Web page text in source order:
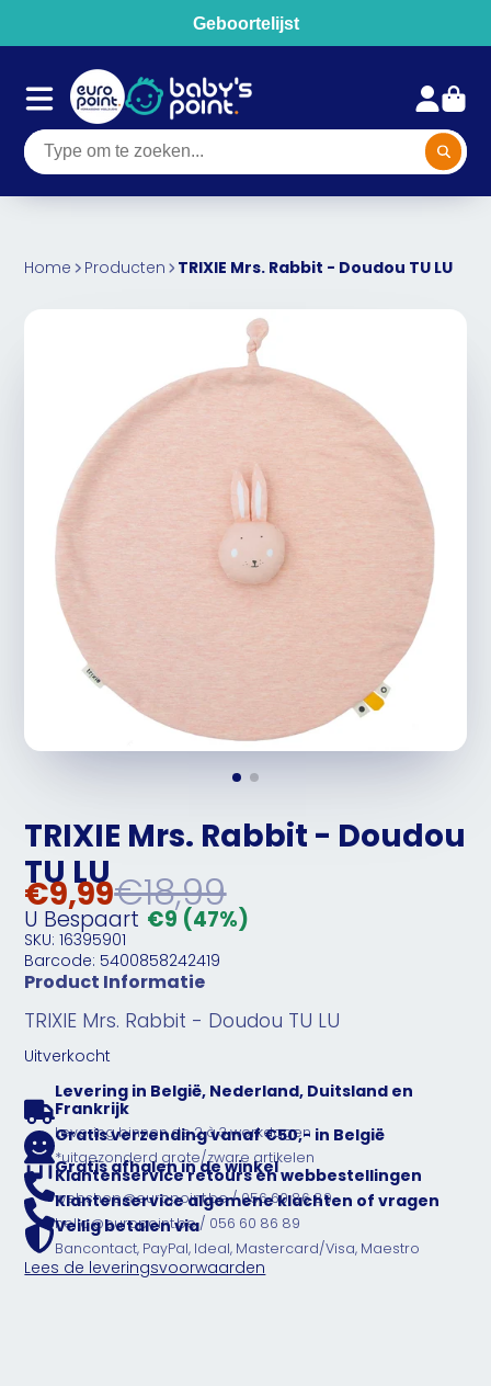
Geboortelijst
Home Producten TRIXIE Mrs. Rabbit - Doudou TU LU
TRIXIE Mrs. Rabbit - Doudou
TU LU
€9,99€18,99
U Bespaart €9 (47%)
SKU: 16395901
Barcode: 5400858242419
Product Informatie
TRIXIE Mrs. Rabbit - Doudou TU LU
Uitverkocht
Levering in België, Nederland, Duitsland en
Frankrijk
Levering binnen de 2 à 3 werkdagen
Gratis verzending vanaf €50,- in België
*uitgezonderd grote/zware artikelen
Gratis afhalen in de winkel
Klantenservice retours en webbestellingen
webshop@europoint.be / 056 60 86 89
Klantenservice algemene klachten of vragen
hello@europoint.be / 056 60 86 89
Veilig betalen via
Bancontact, PayPal, Ideal, Mastercard/Visa, Maestro
Lees de leveringsvoorwaarden